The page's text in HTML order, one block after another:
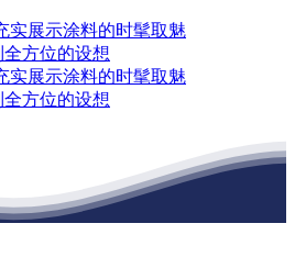
实展示涂料的时髦取魅
方位的设想
实展示涂料的时髦取魅
方位的设想